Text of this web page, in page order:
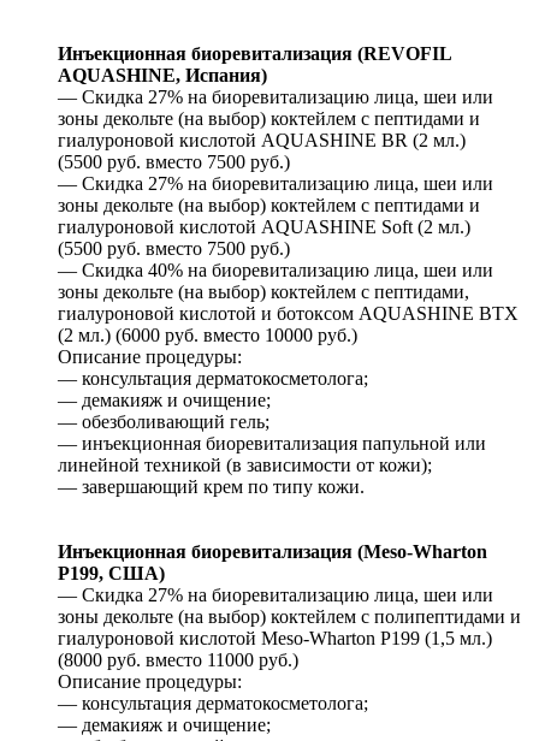
Инъекционная биоревитализация (REVOFIL
AQUASHINE, Испания)
— Скидка 27% на биоревитализацию лица, шеи или
зоны декольте (на выбор) коктейлем с пептидами и
гиалуроновой кислотой AQUASHINE BR (2 мл.)
(5500 руб. вместо 7500 руб.)
— Скидка 27% на биоревитализацию лица, шеи или
зоны декольте (на выбор) коктейлем с пептидами и
гиалуроновой кислотой AQUASHINE Soft (2 мл.)
(5500 руб. вместо 7500 руб.)
— Скидка 40% на биоревитализацию лица, шеи или
зоны декольте (на выбор) коктейлем с пептидами,
гиалуроновой кислотой и ботоксом AQUASHINE BTX
(2 мл.) (6000 руб. вместо 10000 руб.)
Описание процедуры:
— консультация дерматокосметолога;
— демакияж и очищение;
— обезболивающий гель;
— инъекционная биоревитализация папульной или
линейной техникой (в зависимости от кожи);
— завершающий крем по типу кожи.
Инъекционная биоревитализация (Meso-Wharton
P199, США)
— Скидка 27% на биоревитализацию лица, шеи или
зоны декольте (на выбор) коктейлем с полипептидами и
гиалуроновой кислотой Meso-Wharton P199 (1,5 мл.)
(8000 руб. вместо 11000 руб.)
Описание процедуры:
— консультация дерматокосметолога;
— демакияж и очищение;